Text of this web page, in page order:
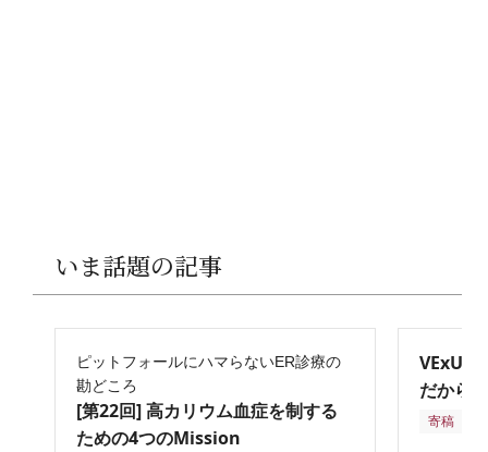
いま話題の記事
ピットフォールにハマらないER診療の
勘どころ
[第22回] 高カリウム血症を制する
ための4つのMission
VExUS
だから
寄稿